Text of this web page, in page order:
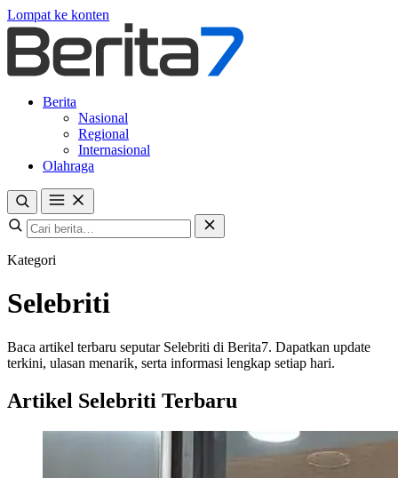
Lompat ke konten
Berita
Nasional
Regional
Internasional
Olahraga
Kategori
Selebriti
Baca artikel terbaru seputar Selebriti di Berita7. Dapatkan update
terkini, ulasan menarik, serta informasi lengkap setiap hari.
Artikel Selebriti Terbaru